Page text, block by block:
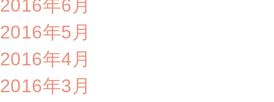
2016年6月
2016年5月
2016年4月
2016年3月